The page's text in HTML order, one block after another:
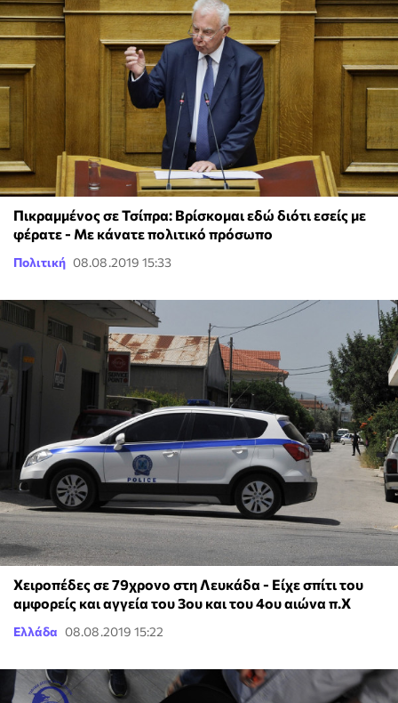
Πικραμμένος σε Τσίπρα: Βρίσκομαι εδώ διότι εσείς με
φέρατε - Με κάνατε πολιτικό πρόσωπο
Πολιτική 08.08.2019 15:33
Χειροπέδες σε 79χρονο στη Λευκάδα - Είχε σπίτι του
αμφορείς και αγγεία του 3ου και του 4ου αιώνα π.Χ
Ελλάδα 08.08.2019 15:22